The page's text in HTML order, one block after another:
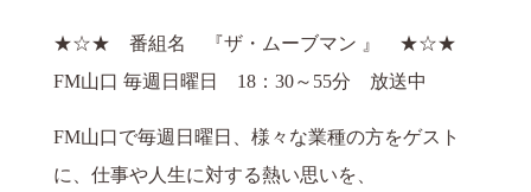
★☆★ 番組名 『ザ・ムーブマン 』 ★☆★
FM山口 毎週日曜日 18：30～55分 放送中
FM山口で毎週日曜日、様々な業種の方をゲスト
に、仕事や人生に対する熱い思いを、